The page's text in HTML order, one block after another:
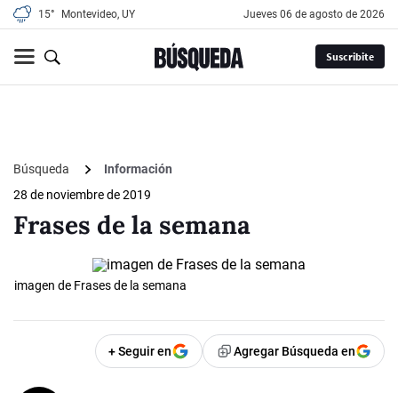
15° Montevideo, UY jueves 06 de agosto de 2026
Suscribite
Búsqueda
Información
28 de noviembre de 2019
Frases de la semana
imagen de Frases de la semana
+ Seguir en Agregar Búsqueda en